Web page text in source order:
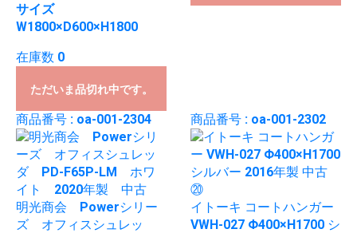
サイズ
W1800×D600×H1800
在庫数 0
ただいま品切れ中です。
商品番号 : oa-001-2304
明光商会 Powerシリー
ズ オフィスシュレッ
商品番号 : oa-001-2302
イトーキ コートハンガー
VWH-027 Φ400×H1700 シ